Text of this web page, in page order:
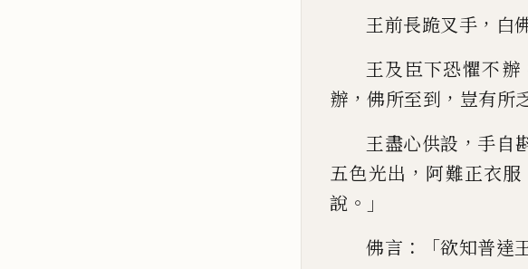
王前長跪叉手 ， 白
王及臣下恐懼不辦
辦 ， 佛所至到 ， 豈有所
王盡心供設 ， 手自
五色光出 ， 阿難正衣服
說 。」
佛言 ：「欲知普達